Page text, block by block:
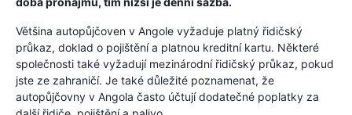
Většina autopůjčoven v Angole vyžaduje platný řidičský
průkaz, doklad o pojištění a platnou kreditní kartu. Některé
společnosti také vyžadují mezinárodní řidičský průkaz, pokud
jste ze zahraničí. Je také důležité poznamenat, že
autopůjčovny v Angola často účtují dodatečné poplatky za